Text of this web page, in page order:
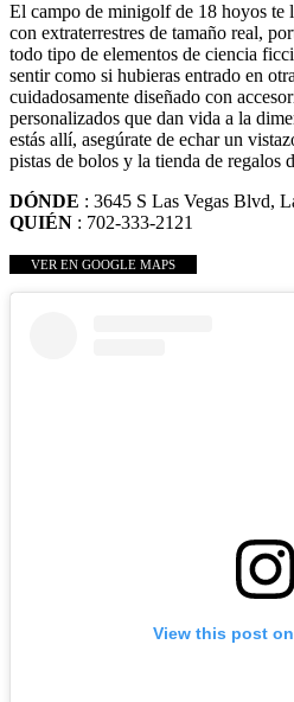
El campo de minigolf de 18 hoyos te
con extraterrestres de tamaño real,
todo tipo de elementos de ciencia
sentir como si hubieras entrado en
cuidadosamente diseñado con
personalizados que dan vida a la
estás allí, asegúrate de echar un
pistas de bolos y la tienda de regalos
DÓNDE : 3645 S Las Vegas Blvd,
QUIÉN : 702-333-2121
VER EN GOOGLE MAPS
View this post